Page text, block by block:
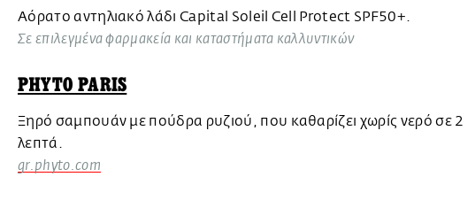
Aόρατο αντηλιακό λάδι Capital Soleil Cell Protect SPF50+.
Σε επιλεγμένα φαρμακεία και καταστήματα καλλυντικών
PHYTO PARIS
Ξηρό σαμπουάν με πούδρα ρυζιού, που καθαρίζει χωρίς νερό σε 2
λεπτά.
gr.phyto.com